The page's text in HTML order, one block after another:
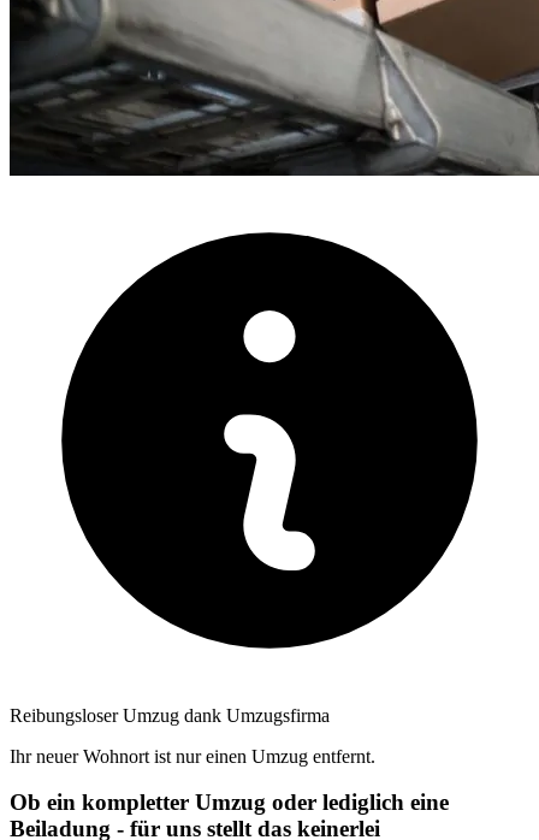
Reibungsloser Umzug dank Umzugsfirma
Ihr neuer Wohnort ist nur einen Umzug entfernt.
Ob ein kompletter Umzug oder lediglich eine
Beiladung - für uns stellt das keinerlei